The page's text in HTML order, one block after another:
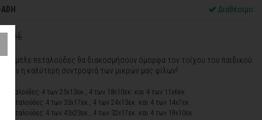
Διαθέσιμο
μπλε πεταλούδες θα διακοσμήσουν όμορφα τον τοίχου του παιδικού
η καλύτερη συντροφιά των μικρών μας φίλων!
Πεταλούδες: 4 των 25x13εκ., 4 των 18x10εκ. και 4 των 11x6εκ.
: 12 Πεταλούδες: 4 των 33x17εκ., 4 των 24x13εκ. και 4 των 14x7εκ.
: 12 Πεταλούδες: 4 των 43x23εκ., 4 των 32x17εκ. και 4 των 19x10εκ.